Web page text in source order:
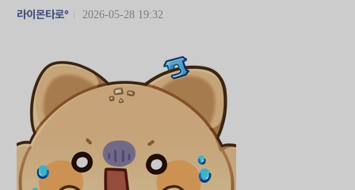
라이몬타로º 2026-05-28 19:32